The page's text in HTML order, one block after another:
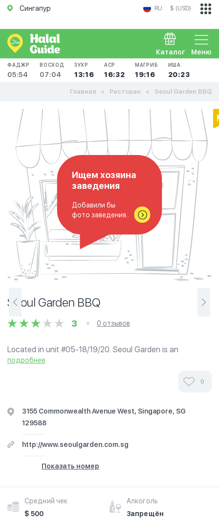
Сингапур RU $ (USD)
Меню
Каталог
ФАДЖР
05:54
ВОСХОД
07:04
ЗУХР
13:16
АСР
16:32
МАГРИБ
19:16
ИША
20:23
Главная Ресторан Seoul Garden BBQ
Ищем хозяина
заведения
Добавили бы
фото заведения..
Seoul Garden BBQ
3 0 отзывов
Located in unit #05-18/19/20. Seoul Garden is an
authentic Korean-styled BBQ restaurant that offers self-
подробнее
0
3155 Commonwealth Avenue West, Singapore, SG
129588
http://www.seoulgarden.com.sg
Показать номер
Средний чек
$ 500
Алкоголь
Запрещён